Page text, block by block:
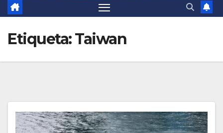
Etiqueta:Taiwan